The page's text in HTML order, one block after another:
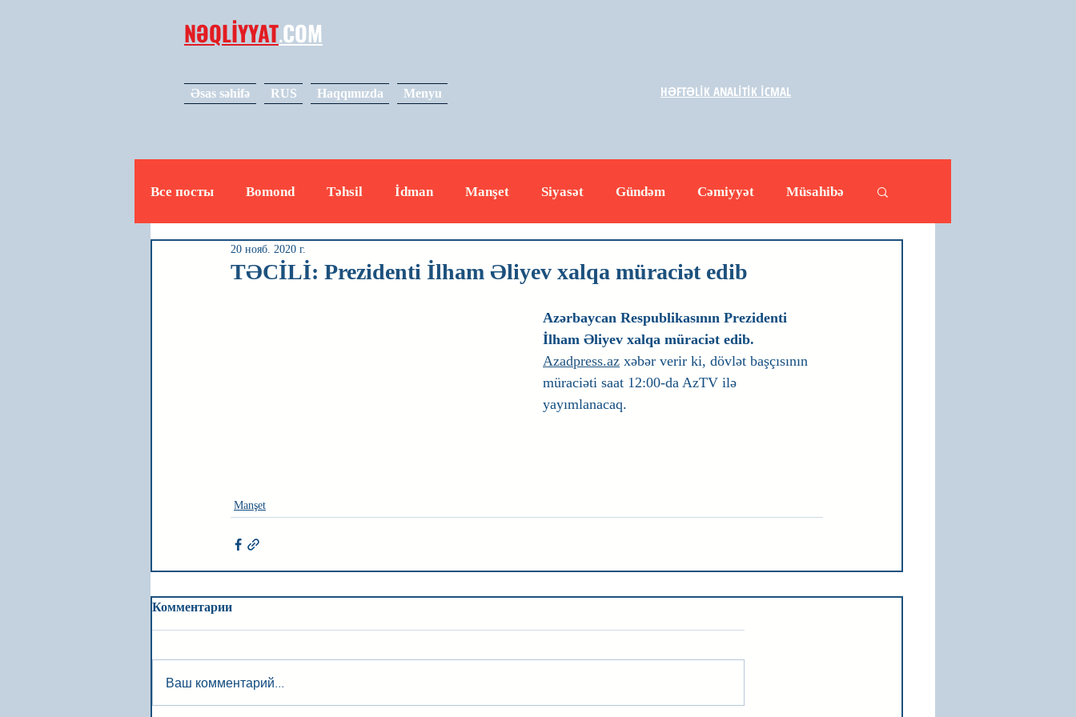
NƏQLİYYAT.COM
Əsas səhifə RUS Haqqımızda Menyu
Все посты Bomond Təhsil İdman Manşet Siyasət Gündəm Cəmiyyət Müsahibə
Video
TƏCİLİ: Prezidenti İlham Əliyev xalqa müraciət edib
20 нояб. 2020 г.
Azərbaycan Respublikasının Prezidenti
İlham Əliyev xalqa müraciət edib.
Azadpress.az xəbər verir ki, dövlət başçısının
müraciəti saat 12:00-da AzTV ilə
yayımlanacaq.
Manşet
Комментарии
Ваш комментарий...
HƏFTƏLİK ANALİTİK İCMAL